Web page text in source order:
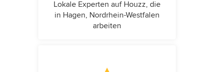
Lokale Experten auf Houzz, die
in Hagen, Nordrhein-Westfalen
arbeiten